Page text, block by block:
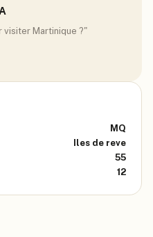
visiter Martinique ?"
MQ
Iles de reve
55
12